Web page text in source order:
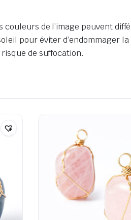
de l’image peuvent
pour éviter d’endommager
de suffocation.